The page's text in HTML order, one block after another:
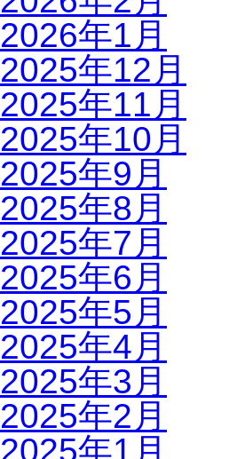
2026年1月
2025年12月
2025年11月
2025年10月
2025年9月
2025年8月
2025年7月
2025年6月
2025年5月
2025年4月
2025年3月
2025年2月
2025年1月